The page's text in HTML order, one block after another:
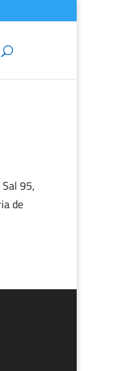
95,
de